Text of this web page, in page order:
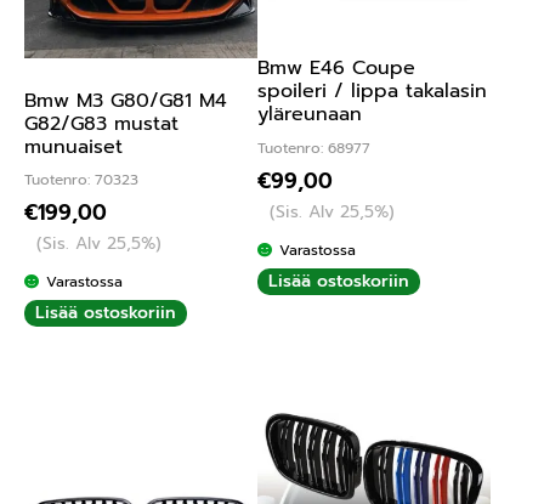
Bmw M3 G80/G81 M4
G82/G83 mustat
munuaiset
Tuotenro: 70323
€199,00
(Sis. Alv 25,5%)
Varastossa
Lisää ostoskoriin
Bmw E46 Coupe
spoileri / lippa takalasin
yläreunaan
Tuotenro: 68977
€99,00
(Sis. Alv 25,5%)
Varastossa
Lisää ostoskoriin